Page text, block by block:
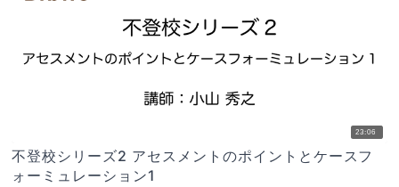
23:06
不登校シリーズ2 アセスメントのポイントとケースフ
ォーミュレーション1